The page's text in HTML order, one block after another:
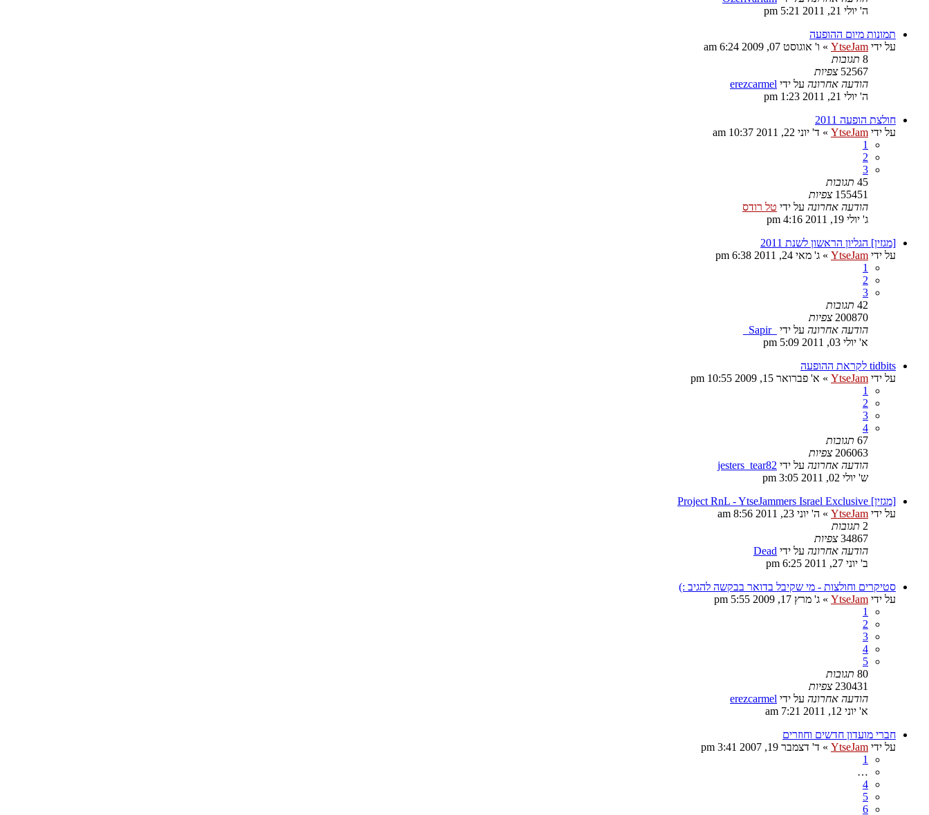
ה' יולי 21, 2011 5:21 pm
תמונות מיום ההופעה
על ידי YtseJam
» ו' אוגוסט 07, 2009 6:24 am
8 תגובות
52567 צפיות
הודעה אחרונה על ידי erezcarmel
ה' יולי 21, 2011 1:23 pm
חולצת הופעה 2011
על ידי YtseJam
» ד' יוני 22, 2011 10:37 am
1
2
3
45 תגובות
155451 צפיות
הודעה אחרונה על ידי טל רודס
ג' יולי 19, 2011 4:16 pm
[מגזין] הגליון הראשון לשנת 2011
על ידי YtseJam
» ג' מאי 24, 2011 6:38 pm
1
2
3
42 תגובות
200870 צפיות
הודעה אחרונה על ידי
_Sapir_
א' יולי 03, 2011 5:09 pm
tidbits לקראת ההופעה
על ידי YtseJam
» א' פברואר 15, 2009 10:55 pm
1
2
3
4
67 תגובות
206063 צפיות
הודעה אחרונה על ידי jesters_tear82
ש' יולי 02, 2011 3:05 pm
[מגזין] Project RnL - YtseJammers Israel Exclusive
על ידי YtseJam
» ה' יוני 23, 2011 8:56 am
2 תגובות
34867 צפיות
הודעה אחרונה על ידי Dead
ב' יוני 27, 2011 6:25 pm
סטיקרים וחולצות - מי שקיבל בדואר בבקשה להגיב :)
על ידי YtseJam
» ג' מרץ 17, 2009 5:55 pm
1
2
3
4
5
80 תגובות
230431 צפיות
הודעה אחרונה על ידי erezcarmel
א' יוני 12, 2011 7:21 am
חברי מועדון חדשים וחוזרים
על ידי YtseJam
» ד' דצמבר 19, 2007 3:41 pm
1
…
4
5
6